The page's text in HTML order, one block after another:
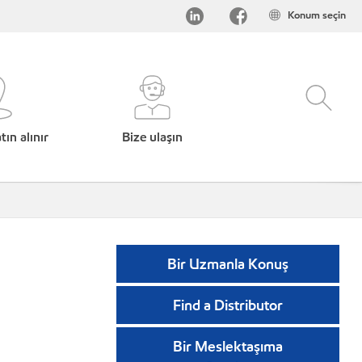
Konum seçin
alınır Bize ulaşın
Bir Uzmanla Konuş
Find a Distributor
Bir Meslektaşıma